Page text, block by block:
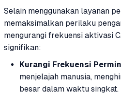
Selain menggunakan layanan
memaksimalkan perilaku
mengurangi frekuensi aktivasi
signifikan:
Kurangi Frekuensi
menjelajah manusia,
besar dalam waktu singkat.